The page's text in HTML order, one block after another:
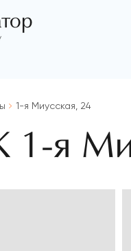
1-я Миусская, 24
1-я